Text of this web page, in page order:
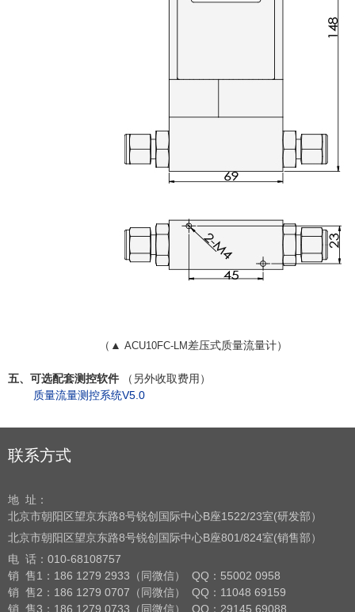
（▲ ACU10FC-LM 差压式质量流量计）
五、可选配套测控软件
（另外收取费用）
质量流量测控系统V5.0
联系方式
地 址：
北京市朝阳区望京东路8号锐创国际中心B座1522/23室(研发部）
北京市朝阳区望京东路8号锐创国际中心B座801/824室(销售部）
电 话： 010-68108757
销 售1：186 1279 2933（同微信） QQ：55002 0958
销 售2：186 1279 0707（同微信） QQ：11048 69159
销 售3：186 1279 0733（同微信） QQ：29145 69088